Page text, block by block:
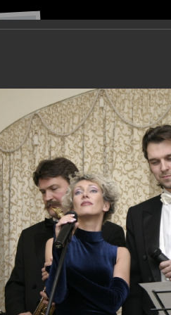
Навигация по сайту